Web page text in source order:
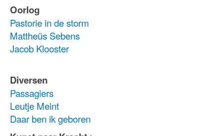
Oorlog
Pastorie in de storm
Mattheüs Sebens
Jacob Klooster
Diversen
Passagiers
Leutje Meint
Daar ben ik geboren